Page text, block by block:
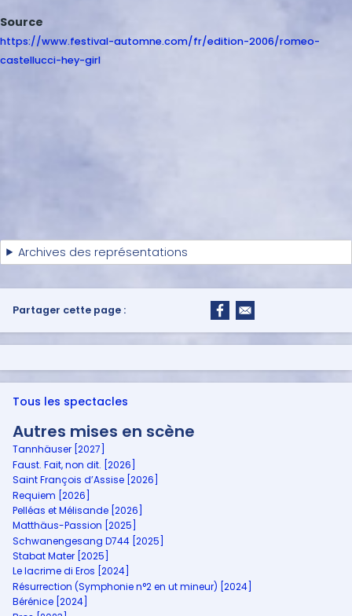
Source
https://www.festival-automne.com/fr/edition-2006/romeo-
castellucci-hey-girl
Archives des représentations
Partager cette page :
Tous les spectacles
Autres mises en scène
Tannhäuser [2027]
Faust. Fait, non dit. [2026]
Saint François d’Assise [2026]
Requiem [2026]
Pelléas et Mélisande [2026]
Matthäus-Passion [2025]
Schwanengesang D744 [2025]
Stabat Mater [2025]
Le lacrime di Eros [2024]
Résurrection (Symphonie n°2 en ut mineur) [2024]
Bérénice [2024]